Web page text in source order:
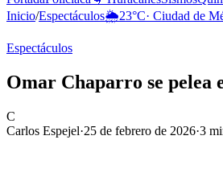
Inicio/Espectáculos🌦️23°C· Ciudad de
Espectáculos
Omar Chaparro se pelea
C
Carlos Espejel·25 de febrero de 2026·3